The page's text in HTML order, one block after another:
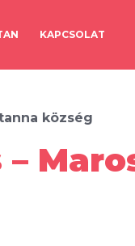
KAPCSOLAT
község